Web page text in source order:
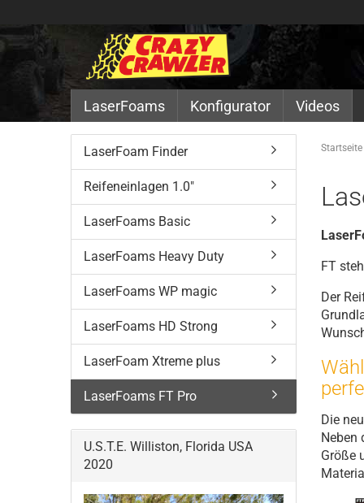
LaserFoams Konfigurator Videos
Startseite
FT
Der
Die
Neben
Größe
LaserFoam Finder
Reifeneinlagen 1.0"
LaserFoams Basic
LaserFoams Heavy Duty
LaserFoams WP magic
LaserFoams HD Strong
LaserFoam Xtreme plus
LaserFoams FT Pro
U.S.T.E. Williston, Florida USA
2020